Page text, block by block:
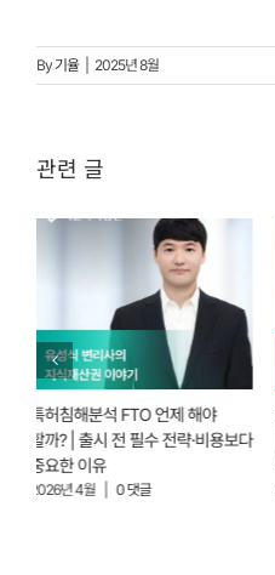
By기율 2025년 8월
관련 글
화장품 레시피 특허 권리 지키는 법
| OEM·ODM 분쟁 리스크 차단
실전 전략
2026년 4월 0 댓글